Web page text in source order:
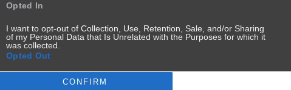
Opted In
I want to opt-out of Collection, Use, Retention, Sale, and/or Sharing
of my Personal Data that Is Unrelated with the Purposes for which it
was collected.
Opted Out
CONFIRM
Śmieszne